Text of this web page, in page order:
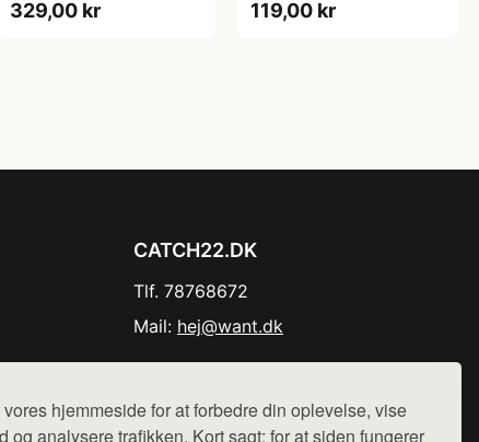
hjemmeside for at forbedre din oplevelse, vise
og analysere trafikken. Kort sagt: for at siden fungerer
329,00 kr 119,00 kr
CATCH22.DK
Tlf. 78768672
Mail: hej@want.dk